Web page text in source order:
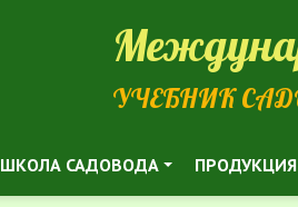
УЧЕБНИК
ШКОЛА САДОВОДА ПРОДУКЦИЯ